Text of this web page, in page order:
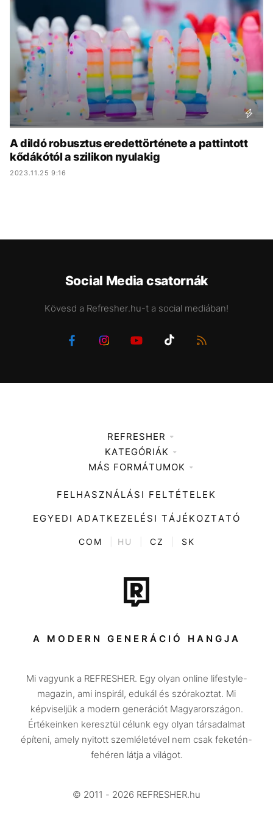
UTAZÁS
ÉLETMÓD DESIGN
BESZÉLGETÉSEK ARCOK
VIDEÓ TÖRTÉNETEK
GASZTRO
A dildó robusztus eredettörténete a pattintott
kődákótól a szilikon nyulakig
2023.11.25 9:16
Social Media csatornák
Kövesd a Refresher.hu-t a social mediában!
REFRESHER
Médiaajánlat
KATEGÓRIÁK
Zene
Divat
Kultúra
ENTR
Tech-Tudomány
Sport
Társadalom
Utazás
Életmód
Design
Beszélgetések
Videó
MÁS FORMÁTUMOK
FELHASZNÁLÁSI FELTÉTELEK
EGYEDI ADATKEZELÉSI TÁJÉKOZTATÓ
COM HU CZ SK
A MODERN GENERÁCIÓ HANGJA
Mi vagyunk a REFRESHER. Egy olyan online lifestyle-
magazin, ami inspirál, edukál és szórakoztat. Mi
képviseljük a modern generációt Magyarországon.
Értékeinken keresztül célunk egy olyan társadalmat
építeni, amely nyitott szemléletével nem csak feketén-
fehéren látja a világot.
© 2011 - 2026 REFRESHER.hu